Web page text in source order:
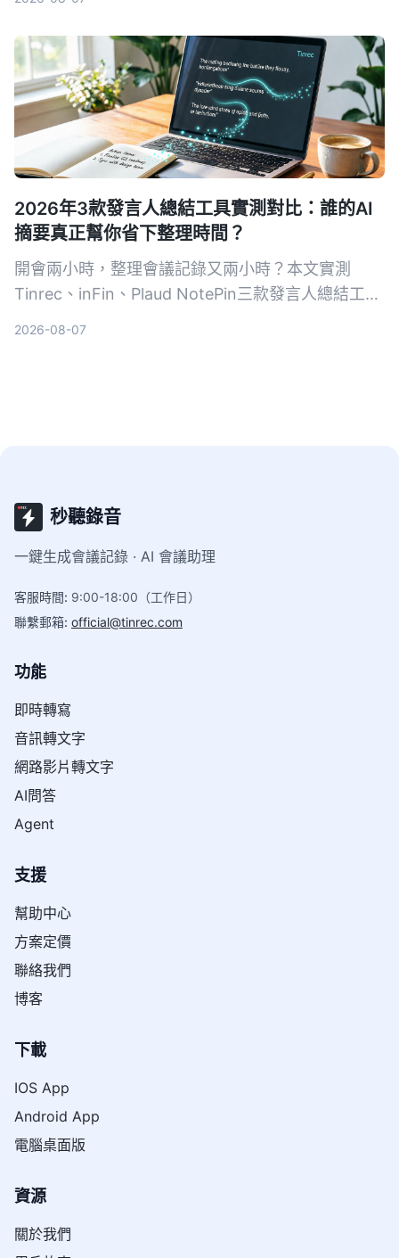
2026年3款發言人總結工具實測對比：誰的AI
摘要真正幫你省下整理時間？
開會兩小時，整理會議記錄又兩小時？本文實測
Tinrec、inFin、Plaud NotePin三款發言人總結工
2026-08-07
秒聽錄音
一鍵生成會議記錄 · AI 會議助理
客服時間: 9:00-18:00（工作日）
聯繫郵箱: official@tinrec.com
功能
即時轉寫
音訊轉文字
網路影片轉文字
AI問答
Agent
支援
幫助中心
方案定價
聯絡我們
博客
下載
IOS App
Android App
電腦桌面版
資源
關於我們